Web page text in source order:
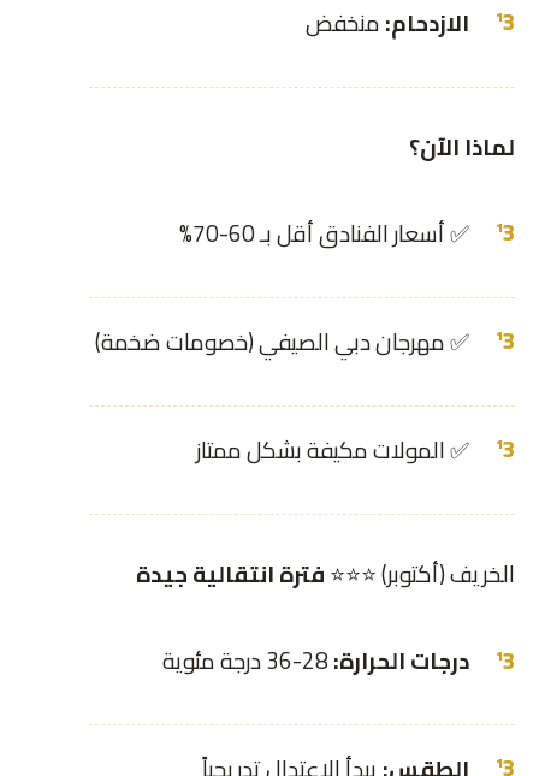
الازدحام:منخفض
لماذا الآن؟
✅ أسعار الفنادق أقل بـ 60-70%
✅ مهرجان دبي الصيفي (خصومات ضخمة)
✅ المولات مكيفة بشكل ممتاز
الخريف (أكتوبر) ⭐⭐⭐فترة انتقالية جيدة
درجات الحرارة: